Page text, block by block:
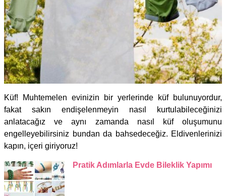
Küf! Muhtemelen evinizin bir yerlerinde küf bulunuyordur,
fakat sakın endişelenmeyin nasıl kurtulabileceğinizi
anlatacağız ve aynı zamanda nasıl küf oluşumunu
engelleyebilirsiniz bundan da bahsedeceğiz. Eldivenlerinizi
kapın, içeri giriyoruz!
Pratik Adımlarla Evde Bileklik Yapımı